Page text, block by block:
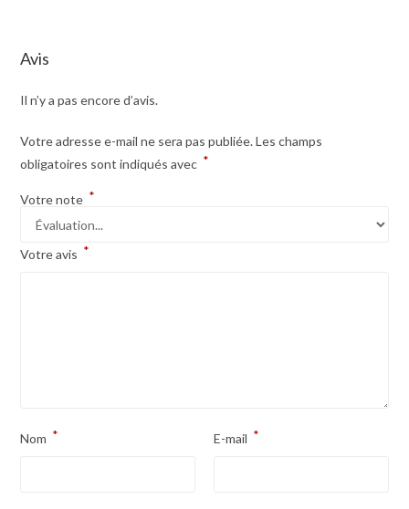
Avis
Il n’y a pas encore d’avis.
Votre adresse e-mail ne sera pas publiée. Les champs
obligatoires sont indiqués avec *
Votre note *
Votre avis *
Nom * E-mail *